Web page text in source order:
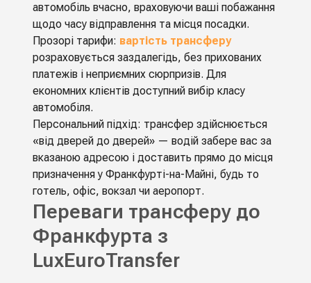
автомобіль вчасно, враховуючи ваші побажання
щодо часу відправлення та місця посадки.
Прозорі тарифи: вартість трансферу
розраховується заздалегідь, без прихованих
платежів і неприємних сюрпризів. Для
економних клієнтів доступний вибір класу
автомобіля.
Персональний підхід: трансфер здійснюється
«від дверей до дверей» — водій забере вас за
вказаною адресою і доставить прямо до місця
призначення у Франкфурті-на-Майні, будь то
готель, офіс, вокзал чи аеропорт.
Переваги трансферу до
Франкфурта з
LuxEuroTransfer